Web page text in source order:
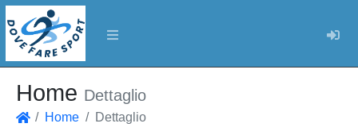
Home Dettaglio
Home Dettaglio